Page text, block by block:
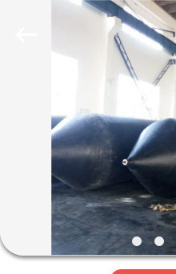
HAUSE
PRODUKTE
ÜBER
UNS